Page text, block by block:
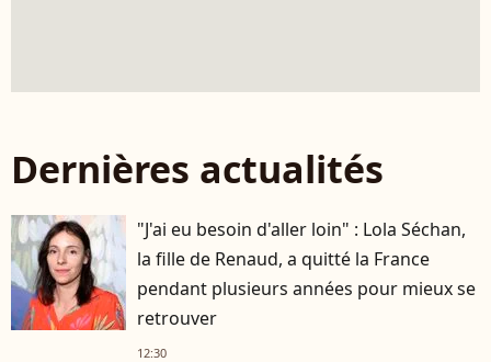
Dernières actualités
"J'ai eu besoin d'aller loin" : Lola Séchan,
la fille de Renaud, a quitté la France
pendant plusieurs années pour mieux se
retrouver
12:30